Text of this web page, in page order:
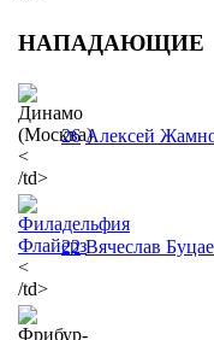
НАПАДАЮЩИЕ
<
/td>
26 Алексей
<
/td>
22 Вячеслав